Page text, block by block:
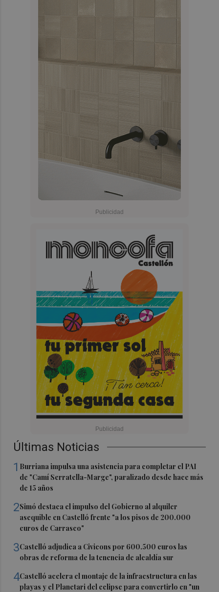
Últimas Noticias
1 Burriana impulsa una asistencia para completar el PAI
de "Camí Serratella-Marge", paralizado desde hace más
de 15 años
2Simó destaca el impulso del Gobierno al alquiler
asequible en Castelló frente "a los pisos de 200.000
euros de Carrasco"
3Castelló adjudica a Civicons por 600.500 euros las
obras de reforma de la tenencia de alcaldía sur
4Castelló acelera el montaje de la infraestructura en las
playas y el Planetari del eclipse para convertirlo en "un